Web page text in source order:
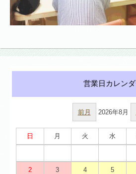
前月 2026年8月
日 月 火 水
2 3 4 5